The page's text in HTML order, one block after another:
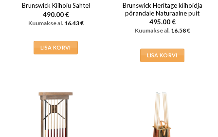
Brunswick Kiihoiu Sahtel
490.00€
Kuumakse al. 16.43€
LISA KORVI
Brunswick Heritage kiihoidja
põrandale Naturaalne puit
495.00€
Kuumakse al. 16.58€
LISA KORVI